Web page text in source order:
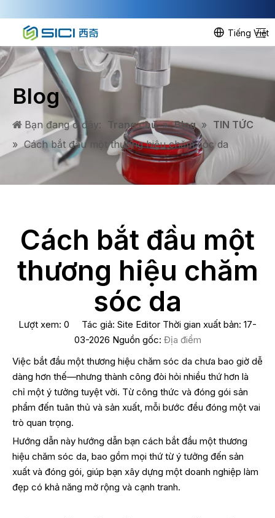
Tiếng Việt
Blog
Bạn đang ở đây: Trang chủ » Blog » TIN TỨC
» Cách bắt đầu một thương hiệu chăm sóc da
Cách bắt đầu một
thương hiệu chăm
sóc da
Lượt xem: 0 Tác giả: Site Editor Thời gian xuất bản: 17-
03-2026 Nguồn gốc: Địa điểm
Việc bắt đầu một thương hiệu chăm sóc da chưa bao giờ dễ
dàng hơn thế—nhưng thành công đòi hỏi nhiều thứ hơn là
chỉ một ý tưởng tuyệt vời. Từ công thức và đóng gói sản
phẩm đến tuân thủ và sản xuất, mỗi bước đều đóng một vai
trò quan trọng.
Hướng dẫn này hướng dẫn bạn cách bắt đầu một thương
hiệu chăm sóc da, bao gồm mọi thứ từ ý tưởng đến sản
xuất và đóng gói, giúp bạn xây dựng một doanh nghiệp làm
đẹp có khả năng mở rộng và cạnh tranh.